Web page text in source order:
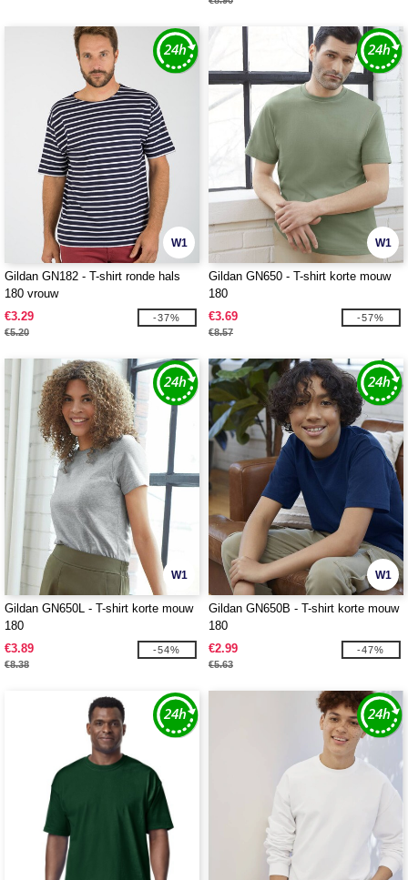
W1
Gildan GN182 - T-shirt ronde hals
180 vrouw
€3.29
€5.20
-37%
W1
Gildan GN650 - T-shirt korte mouw
180
€3.69
€8.57
-57%
W1
Gildan GN650L - T-shirt korte mouw
180
€3.89
€8.38
-54%
W1
Gildan GN650B - T-shirt korte mouw
180
€2.99
€5.63
-47%